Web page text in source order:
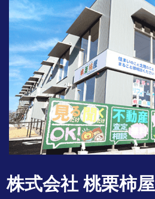
株式会社 桃栗柿屋